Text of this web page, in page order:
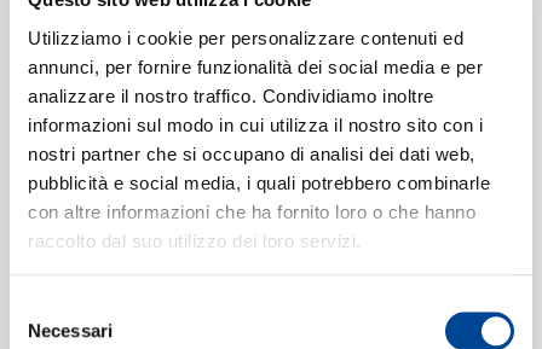
Utilizziamo i cookie per personalizzare contenuti ed
annunci, per fornire funzionalità dei social media e per
analizzare il nostro traffico. Condividiamo inoltre
informazioni sul modo in cui utilizza il nostro sito con i
nostri partner che si occupano di analisi dei dati web,
pubblicità e social media, i quali potrebbero combinarle
con altre informazioni che ha fornito loro o che hanno
raccolto dal suo utilizzo dei loro servizi.
delNecessari
1 Doorman
03:01
slowthai, Mura Masa
Formati disponibili:
UPC:00602577277740
CONTATTI
NEWSLETTER